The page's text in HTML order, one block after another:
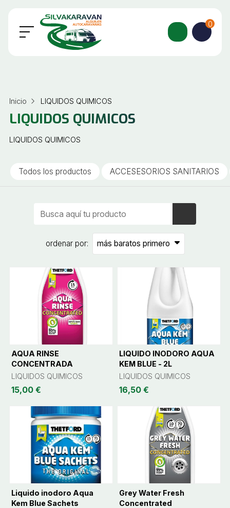
0
Inicio LIQUIDOS QUIMICOS
LIQUIDOS QUIMICOS
LIQUIDOS QUIMICOS
Todos los productos ACCESESORIOS SANITARIOS
ordenar por:
AQUA RINSE
CONCENTRADA
LIQUIDOS QUIMICOS
15,00 €
LIQUIDO INODORO AQUA
KEM BLUE - 2L
LIQUIDOS QUIMICOS
16,50 €
Liquido inodoro Aqua
Kem Blue Sachets
Grey Water Fresh
Concentrated